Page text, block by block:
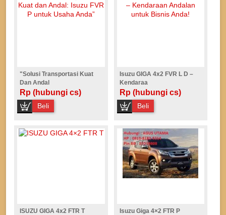
"Solusi Transportasi Kuat
Dan Andal
Rp (hubungi cs)
Beli
Isuzu GIGA 4x2 FVR L D –
Kendaraa
Rp (hubungi cs)
Beli
ISUZU GIGA 4x2 FTR T Isuzu Giga 4×2 FTR P